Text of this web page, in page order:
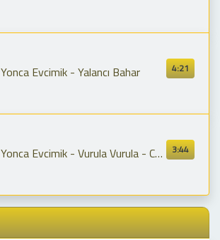
4:21
Yonca Evcimik - Yalancı Bahar
3:44
Yonca Evcimik - Vurula Vurula - Chill